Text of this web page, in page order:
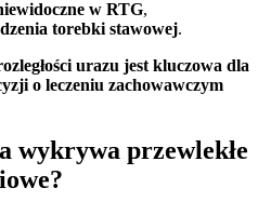
w RTG,
torebki stawowej.
urazu jest kluczowa dla
o leczeniu zachowawczym
wykrywa przewlekłe